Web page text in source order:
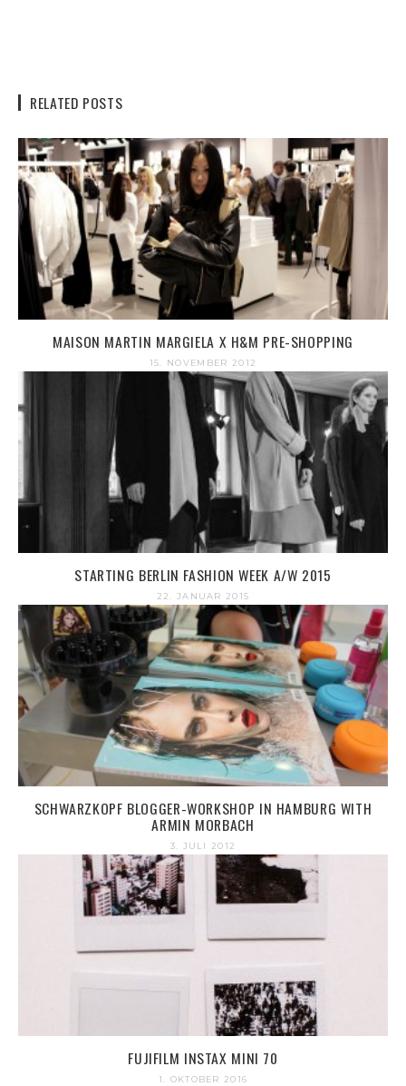
RELATED POSTS
MAISON MARTIN MARGIELA X H&M PRE-SHOPPING
15. NOVEMBER 2012
STARTING BERLIN FASHION WEEK A/W 2015
22. JANUAR 2015
SCHWARZKOPF BLOGGER-WORKSHOP IN HAMBURG WITH
ARMIN MORBACH
3. JULI 2012
FUJIFILM INSTAX MINI 70
1. OKTOBER 2016